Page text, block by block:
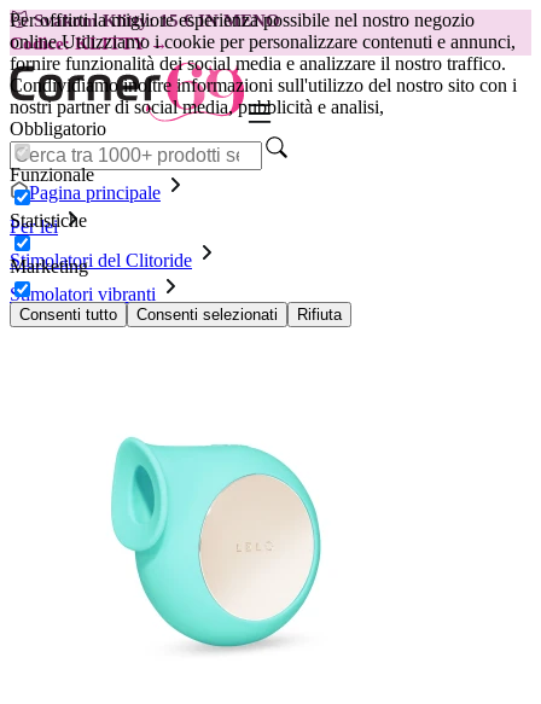
Per offrirti la migliore esperienza possibile nel nostro negozio
online.Utilizziamo i cookie per personalizzare contenuti e annunci,
fornire funzionalità dei social media e analizzare il nostro traffico.
Condividiamo inoltre informazioni sull'utilizzo del nostro sito con i
nostri partner di social media, pubblicità e analisi,
Obbligatorio
Funzionale
Statistiche
Marketing
Consenti tutto Consenti selezionati Rifiuta
😽Svakom Klitty: 15 € IN MENO
Codice: KLITTY →
Pagina principale
Per lei
Stimolatori del Clitoride
Stimolatori vibranti
Vibratore LELO Sila, Blue